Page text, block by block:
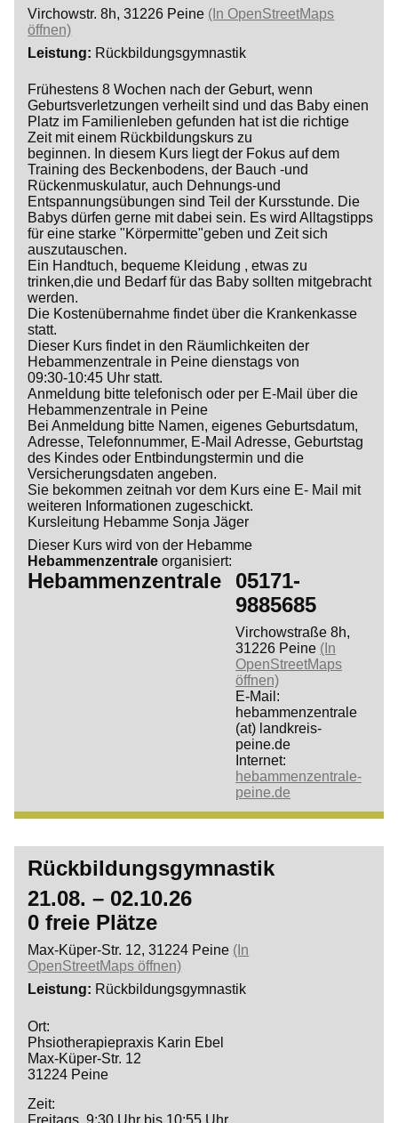
Virchowstr. 8h, 31226 Peine (In OpenStreetMaps
öffnen)
Leistung
Rückbildungsgymnastik
Frühestens 8 Wochen nach der Geburt, wenn
Geburtsverletzungen verheilt sind und das Baby einen
Platz im Familienleben gefunden hat ist die richtige
Zeit mit einem Rückbildungskurs zu
beginnen. In diesem Kurs liegt der Fokus auf dem
Training des Beckenbodens, der Bauch -und
Rückenmuskulatur, auch Dehnungs-und
Entspannungsübungen sind Teil der Kursstunde. Die
Babys dürfen gerne mit dabei sein. Es wird Alltagstipps
für eine starke "Körpermitte"geben und Zeit sich
auszutauschen.
Ein Handtuch, bequeme Kleidung , etwas zu
trinken,die und Bedarf für das Baby sollten mitgebracht
werden.
Die Kostenübernahme findet über die Krankenkasse
statt.
Dieser Kurs findet in den Räumlichkeiten der
Hebammenzentrale in Peine dienstags von
09:30-10:45 Uhr statt.
Anmeldung bitte telefonisch oder per E-Mail über die
Hebammenzentrale in Peine
Bei Anmeldung bitte Namen, eigenes Geburtsdatum,
Adresse, Telefonnummer, E-Mail Adresse, Geburtstag
des Kindes oder Entbindungstermin und die
Versicherungsdaten angeben.
Sie bekommen zeitnah vor dem Kurs eine E- Mail mit
weiteren Informationen zugeschickt.
Kursleitung Hebamme Sonja Jäger
Dieser Kurs wird von der Hebamme
Hebammenzentrale organisiert:
Hebammenzentrale
05171-
9885685
Virchowstraße 8h,
31226 Peine (In
OpenStreetMaps
öffnen)
E-Mail:
hebammenzentrale
(at) landkreis-
peine.de
Internet:
hebammenzentrale-
peine.de
Rückbildungsgymnastik
21.08. – 02.10.26
0 freie Plätze
Max-Küper-Str. 12, 31224 Peine (In
OpenStreetMaps öffnen)
Leistung
Rückbildungsgymnastik
Ort:
Phsiotherapiepraxis Karin Ebel
Max-Küper-Str. 12
31224 Peine
Zeit: